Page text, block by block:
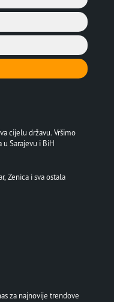
cijelu državu. Vršimo
Sarajevu i BiH
Zenica i sva ostala
za najnovije trendove